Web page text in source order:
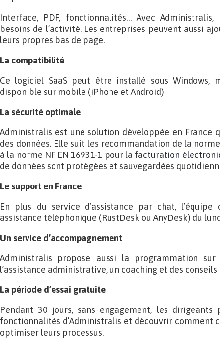
Interface, PDF, fonctionnalités… Avec
besoins de l’activité. Les entreprises peuvent aussi
leurs propres bas de page.
La compatibilité
Ce logiciel SaaS peut être installé sous Windows,
disponible sur mobile (iPhone et Android).
La sécurité optimale
Administralis est une solution développée en
des données. Elle suit les recommandation de la
à la norme NF EN 16931-1 pour la facturation
de données sont protégées et sauvegardées
Le support en France
En plus du service d’assistance par chat, l’équipe
assistance téléphonique (RustDesk ou AnyDesk) du
Un service d’accompagnement
Administralis propose aussi la programmation
l’assistance administrative, un coaching et des conseils
La période d’essai gratuite
Pendant 30 jours, sans engagement, les
fonctionnalités d’Administralis et découvrir
optimiser leurs processus.